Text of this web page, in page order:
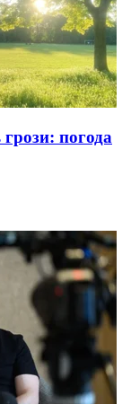
погода